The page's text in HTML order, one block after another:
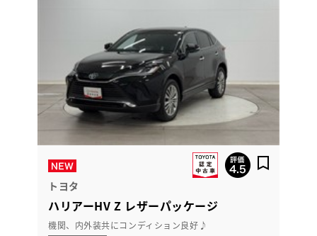
トヨタ
ハリアーHV Z レザーパッケージ
機関、内外装共にコンディション良好♪